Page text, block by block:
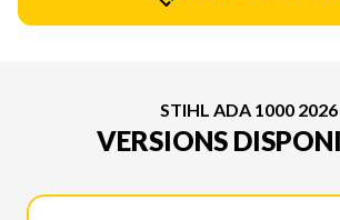
STIHL ADA 1000 2026
VERSIONS